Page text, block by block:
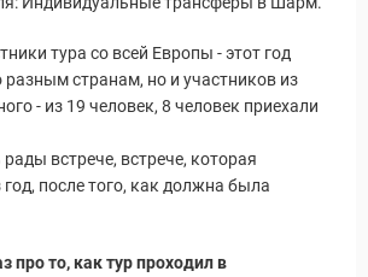
тура со всей Европы - этот год
разным странам, но и участников из
- из 19 человек, 8 человек приехали
встрече, встрече, которая
после того, как должна была
про то, как тур проходил в